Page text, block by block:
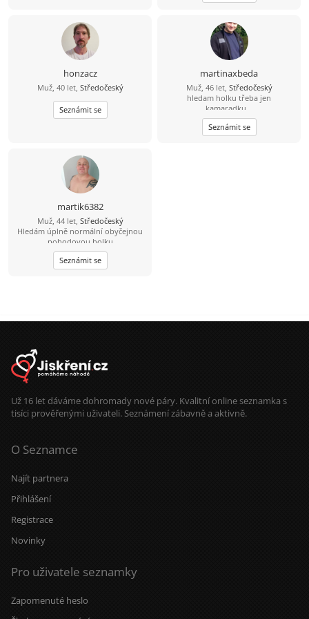
rozbalíš a ukážeš mi poradny sex
honzacz
Muž, 40 let, Středočeský
Seznámit se
martinaxbeda
Muž, 46 let, Středočeský
hledam holku třeba jen
kamaradku...
Seznámit se
martik6382
Muž, 44 let, Středočeský
Hledám úplně normální obyčejnou
pohodovou holku
Seznámit se
Už 16 let dáváme dohromady nové páry. Kvalitní online seznamka s
tisíci prověřenými uživateli. Seznámení zábavně a aktivně.
O Seznamce
Najít partnera
Přihlášení
Registrace
Novinky
Pro uživatele seznamky
Zapomenuté heslo